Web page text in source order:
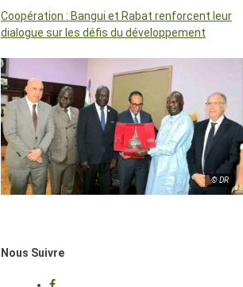
Coopération : Bangui et Rabat renforcent leur
dialogue sur les défis du développement
© DR
Nous Suivre